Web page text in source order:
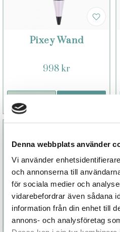
Denna webbplats använder
Vi använder
och annonserna till
för sociala medier och
vidarebefordrar även sådana
information från din enhet till
annons- och analysföretag
Pixey Wand
998 kr
Läs mer